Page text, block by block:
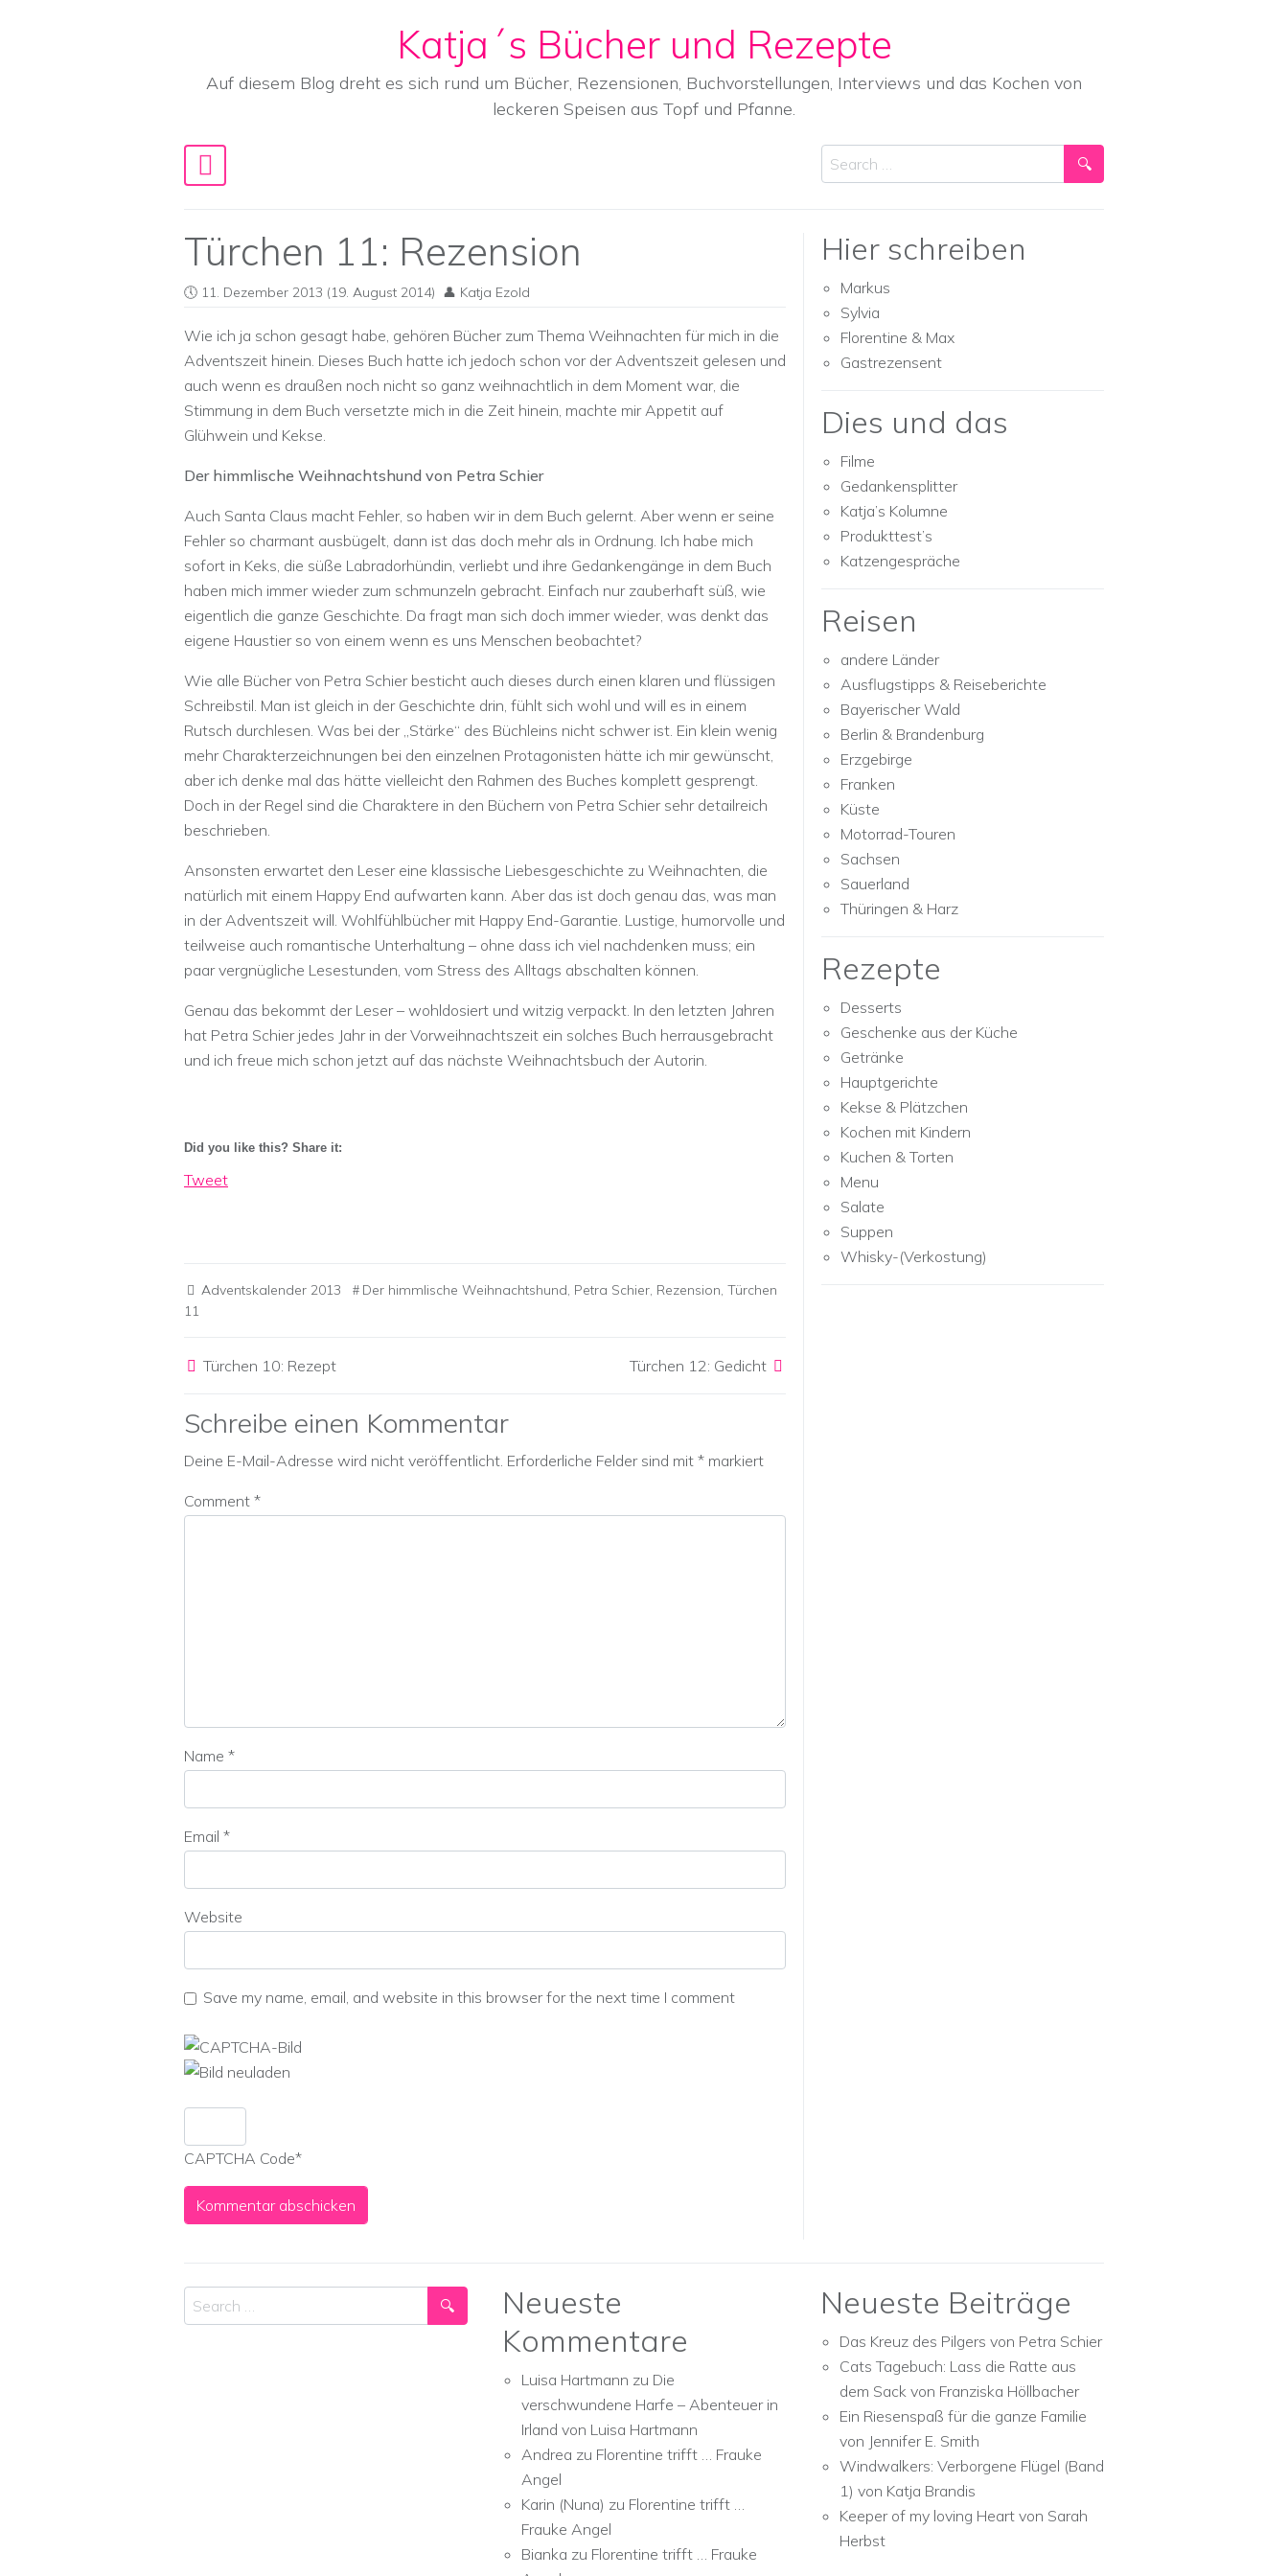
Katja´s Bücher und Rezepte
Auf diesem Blog dreht es sich rund um Bücher, Rezensionen, Buchvorstellungen, Interviews und das Kochen von
leckeren Speisen aus Topf und Pfanne.
Main Navigation
Search
Türchen 11: Rezension
11. Dezember 2013 (19. August 2014) Katja Ezold
Wie ich ja schon gesagt habe, gehören Bücher zum Thema Weihnachten für mich in die
Adventszeit hinein. Dieses Buch hatte ich jedoch schon vor der Adventszeit gelesen und
auch wenn es draußen noch nicht so ganz weihnachtlich in dem Moment war, die
Stimmung in dem Buch versetzte mich in die Zeit hinein, machte mir Appetit auf
Glühwein und Kekse.
Der himmlische Weihnachtshund von Petra Schier
Auch Santa Claus macht Fehler, so haben wir in dem Buch gelernt. Aber wenn er seine
Fehler so charmant ausbügelt, dann ist das doch mehr als in Ordnung. Ich habe mich
sofort in Keks, die süße Labradorhündin, verliebt und ihre Gedankengänge in dem Buch
haben mich immer wieder zum schmunzeln gebracht. Einfach nur zauberhaft süß, wie
eigentlich die ganze Geschichte. Da fragt man sich doch immer wieder, was denkt das
eigene Haustier so von einem wenn es uns Menschen beobachtet?
Wie alle Bücher von Petra Schier besticht auch dieses durch einen klaren und flüssigen
Schreibstil. Man ist gleich in der Geschichte drin, fühlt sich wohl und will es in einem
Rutsch durchlesen. Was bei der „Stärke“ des Büchleins nicht schwer ist. Ein klein wenig
mehr Charakterzeichnungen bei den einzelnen Protagonisten hätte ich mir gewünscht,
aber ich denke mal das hätte vielleicht den Rahmen des Buches komplett gesprengt.
Doch in der Regel sind die Charaktere in den Büchern von Petra Schier sehr detailreich
beschrieben.
Ansonsten erwartet den Leser eine klassische Liebesgeschichte zu Weihnachten, die
natürlich mit einem Happy End aufwarten kann. Aber das ist doch genau das, was man
in der Adventszeit will. Wohlfühlbücher mit Happy End-Garantie. Lustige, humorvolle und
teilweise auch romantische Unterhaltung – ohne dass ich viel nachdenken muss; ein
paar vergnügliche Lesestunden, vom Stress des Alltags abschalten können.
Genau das bekommt der Leser – wohldosiert und witzig verpackt. In den letzten Jahren
hat Petra Schier jedes Jahr in der Vorweihnachtszeit ein solches Buch herrausgebracht
und ich freue mich schon jetzt auf das nächste Weihnachtsbuch der Autorin.
Did you like this? Share it:
Tweet
Adventskalender 2013 Der himmlische Weihnachtshund, Petra Schier, Rezension, Türchen
11
Post navigation
Türchen 10: Rezept Türchen 12: Gedicht
Schreibe einen Kommentar
Deine E-Mail-Adresse wird nicht veröffentlicht. Erforderliche Felder sind mit * markiert
Comment *
Name *
Email *
Website
Save my name, email, and website in this browser for the next time I comment
CAPTCHA Code*
Hier schreiben
Markus
Sylvia
Florentine & Max
Gastrezensent
Dies und das
Filme
Gedankensplitter
Katja’s Kolumne
Produkttest’s
Katzengespräche
Reisen
andere Länder
Ausflugstipps & Reiseberichte
Bayerischer Wald
Berlin & Brandenburg
Erzgebirge
Franken
Küste
Motorrad-Touren
Sachsen
Sauerland
Thüringen & Harz
Rezepte
Desserts
Geschenke aus der Küche
Getränke
Hauptgerichte
Kekse & Plätzchen
Kochen mit Kindern
Kuchen & Torten
Menu
Salate
Suppen
Whisky-(Verkostung)
Search
Neueste
Kommentare
Luisa Hartmann zu Die
verschwundene Harfe – Abenteuer in
Irland von Luisa Hartmann
Andrea zu Florentine trifft … Frauke
Angel
Karin (Nuna) zu Florentine trifft …
Frauke Angel
Bianka zu Florentine trifft … Frauke
Neueste Beiträge
Das Kreuz des Pilgers von Petra Schier
Cats Tagebuch: Lass die Ratte aus
dem Sack von Franziska Höllbacher
Ein Riesenspaß für die ganze Familie
von Jennifer E. Smith
Windwalkers: Verborgene Flügel (Band
1) von Katja Brandis
Keeper of my loving Heart von Sarah
Herbst